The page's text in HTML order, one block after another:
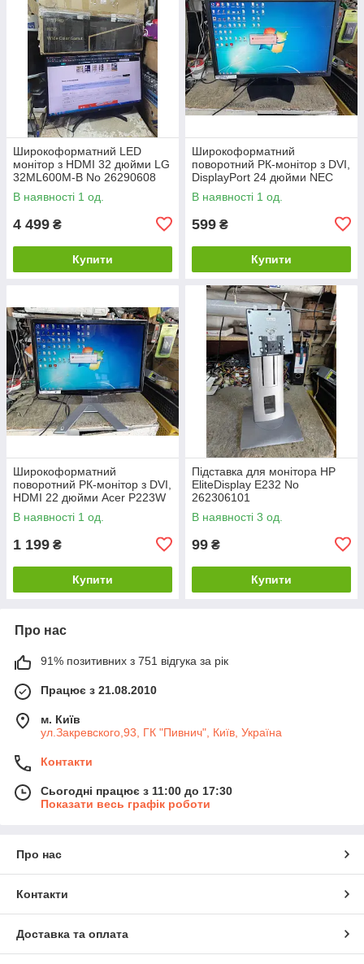
Широкоформатний LED
монітор з HDMI 32 дюйми LG
32ML600M-B No 26290608
В наявності 1 од.
4 499 ₴
Купити
Широкоформатний
поворотний РК-монітор з DVI,
DisplayPort 24 дюйми NEC
MultiSync PA241W-BK No
26230621
В наявності 1 од.
599 ₴
Купити
Широкоформатний
поворотний РК-монітор з DVI,
HDMI 22 дюйми Acer P223W
Bbidr No 26230620
В наявності 1 од.
1 199 ₴
Купити
Підставка для монітора HP
EliteDisplay E232 No
262306101
В наявності 3 од.
99 ₴
Купити
Про нас
91% позитивних з 751 відгука за рік
Працює з 21.08.2010
м. Київ
ул.Закревского,93, ГК "Пивнич", Київ, Україна
Контакти
Сьогодні працює з 11:00 до 17:30
Показати весь графік роботи
Про нас
Контакти
Доставка та оплата